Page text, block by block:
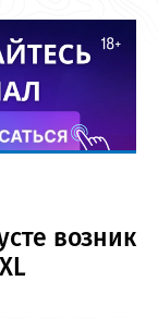
возник